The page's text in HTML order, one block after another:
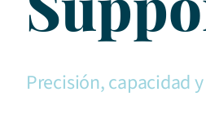
Precisión, capacidad